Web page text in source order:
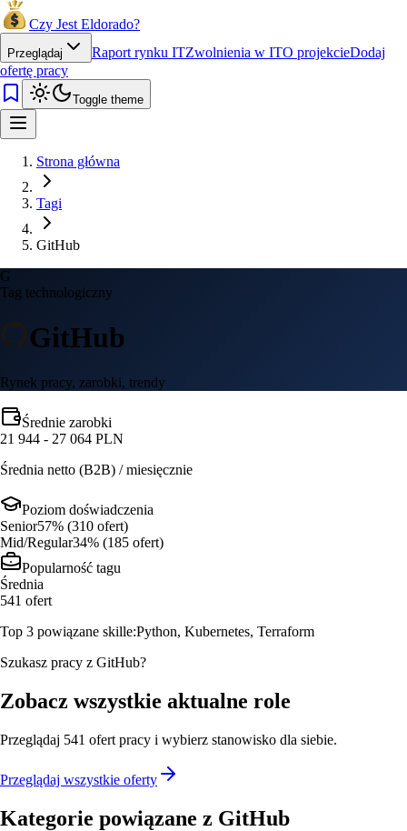
Czy Jest Eldorado?
Przeglądaj Raport rynku ITZwolnienia w ITO projekcieDodaj
ofertę pracy
Toggle theme
Strona główna
Tagi
GitHub
G
Tag technologiczny
GitHub
Rynek pracy, zarobki, trendy
Średnie zarobki
21 944 - 27 064 PLN
Średnia netto (B2B) / miesięcznie
Poziom doświadczenia
Senior57% (310 ofert)
Mid/Regular34% (185 ofert)
Popularność tagu
Średnia
541 ofert
Top 3 powiązane skille:Python, Kubernetes, Terraform
Szukasz pracy z GitHub?
Zobacz wszystkie aktualne role
Przeglądaj 541 ofert pracy i wybierz stanowisko dla siebie.
Przeglądaj wszystkie oferty
Kategorie powiązane z GitHub